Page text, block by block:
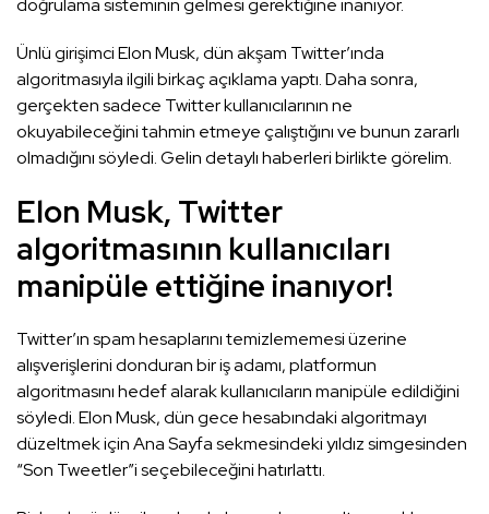
doğrulama sisteminin gelmesi gerektiğine inanıyor.
Ünlü girişimci Elon Musk, dün akşam Twitter’ında
algoritmasıyla ilgili birkaç açıklama yaptı. Daha sonra,
gerçekten sadece Twitter kullanıcılarının ne
okuyabileceğini tahmin etmeye çalıştığını ve bunun zararlı
olmadığını söyledi. Gelin detaylı haberleri birlikte görelim.
Elon Musk, Twitter
algoritmasının kullanıcıları
manipüle ettiğine inanıyor!
Twitter’ın spam hesaplarını temizlememesi üzerine
alışverişlerini donduran bir iş adamı, platformun
algoritmasını hedef alarak kullanıcıların manipüle edildiğini
söyledi. Elon Musk, dün gece hesabındaki algoritmayı
düzeltmek için Ana Sayfa sekmesindeki yıldız simgesinden
“Son Tweetler”i seçebileceğini hatırlattı.